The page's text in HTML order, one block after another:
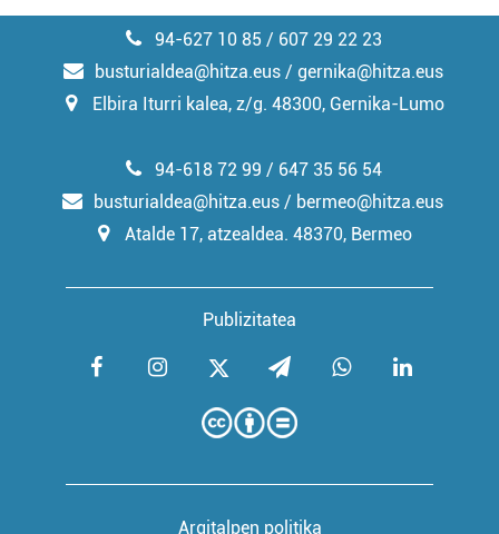
94-627 10 85 / 607 29 22 23
busturialdea@hitza.eus / gernika@hitza.eus
Elbira Iturri kalea, z/g. 48300, Gernika-Lumo
Publizitatea
94-618 72 99 / 647 35 56 54
busturialdea@hitza.eus / bermeo@hitza.eus
Atalde 17, atzealdea. 48370, Bermeo
Argitalpen politika